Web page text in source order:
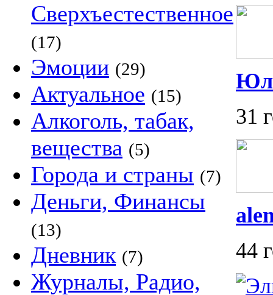
Сверхъестественное
(17)
Эмоции (29)
Актуальное (15)
Алкоголь, табак,
вещества (5)
Города и страны (7)
Деньги, Финансы
(13)
Дневник (7)
Журналы, Радио,
31
44